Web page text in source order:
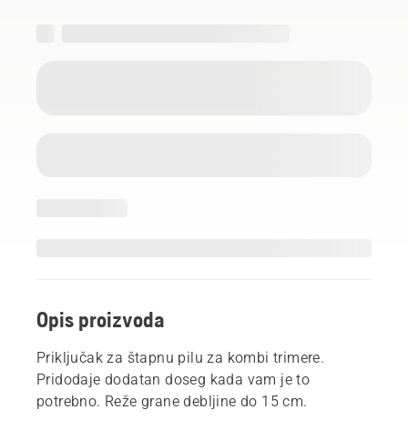
Opis proizvoda
Priključak za štapnu pilu za kombi trimere.
Pridodaje dodatan doseg kada vam je to
potrebno. Reže grane debljine do 15 cm.